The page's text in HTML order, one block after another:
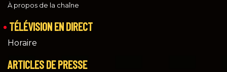
À propos de la chaîne
TÉLÉVISION EN DIRECT
Horaire
ARTICLES DE PRESSE